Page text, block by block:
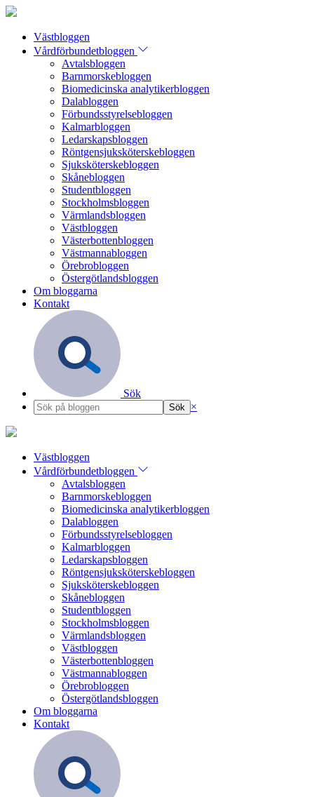
Västbloggen
Vårdförbundetbloggen
Avtalsbloggen
Barnmorskebloggen
Biomedicinska analytikerbloggen
Dalabloggen
Förbundsstyrelsebloggen
Kalmarbloggen
Ledarskapsbloggen
Röntgensjuksköterskebloggen
Sjuksköterskebloggen
Skånebloggen
Studentbloggen
Stockholmsbloggen
Värmlandsbloggen
Västbloggen
Västerbottenbloggen
Västmannabloggen
Örebrobloggen
Östergötlandsbloggen
Om bloggarna
Kontakt
Sök
×
Västbloggen
Vårdförbundetbloggen
Avtalsbloggen
Barnmorskebloggen
Biomedicinska analytikerbloggen
Dalabloggen
Förbundsstyrelsebloggen
Kalmarbloggen
Ledarskapsbloggen
Röntgensjuksköterskebloggen
Sjuksköterskebloggen
Skånebloggen
Studentbloggen
Stockholmsbloggen
Värmlandsbloggen
Västbloggen
Västerbottenbloggen
Västmannabloggen
Örebrobloggen
Östergötlandsbloggen
Om bloggarna
Kontakt